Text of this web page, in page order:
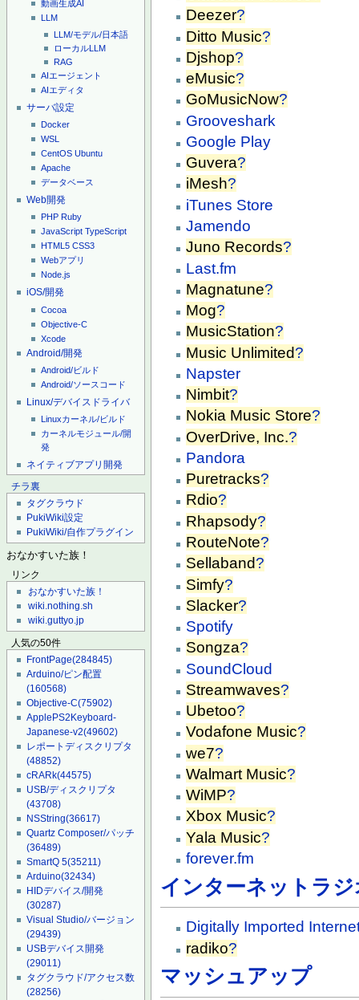
動画生成AI
LLM
LLM/モデル/日本語
ローカルLLM
RAG
AIエージェント
AIエディタ
サーバ設定
Docker
WSL
CentOS Ubuntu
Apache
データベース
Web開発
PHP Ruby
JavaScript TypeScript
HTML5 CSS3
Webアプリ
Node.js
iOS/開発
Cocoa
Objective-C
Xcode
Android/開発
Android/ビルド
Android/ソースコード
Linux/デバイスドライバ
Linuxカーネル/ビルド
カーネルモジュール/開
発
ネイティブアプリ開発
チラ裏
タグクラウド
PukiWiki設定
PukiWiki/自作プラグイン
おなかすいた族！
リンク
おなかすいた族！
wiki.nothing.sh
wiki.guttyo.jp
人気の50件
FrontPage(284845)
Arduino/ピン配置
(160568)
Objective-C(75902)
ApplePS2Keyboard-
Japanese-v2(49602)
レポートディスクリプタ
(48852)
cRARk(44575)
USB/ディスクリプタ
(43708)
NSString(36617)
Quartz Composer/パッチ
(36489)
SmartQ 5(35211)
Arduino(32434)
HIDデバイス/開発
(30287)
Visual Studio/バージョン
(29439)
USBデバイス開発
(29011)
タグクラウド/アクセス数
(28256)
Deezer?
Ditto Music?
Djshop?
eMusic?
GoMusicNow?
Grooveshark
Google Play
Guvera?
iMesh?
iTunes Store
Jamendo
Juno Records?
Last.fm
Magnatune?
Mog?
MusicStation?
Music Unlimited?
Napster
Nimbit?
Nokia Music Store?
OverDrive, Inc.?
Pandora
Puretracks?
Rdio?
Rhapsody?
RouteNote?
Sellaband?
Simfy?
Slacker?
Spotify
Songza?
SoundCloud
Streamwaves?
Ubetoo?
Vodafone Music?
we7?
Walmart Music?
WiMP?
Xbox Music?
Yala Music?
forever.fm
インターネットラジ
Digitally Imported
radiko?
マッシュアップ